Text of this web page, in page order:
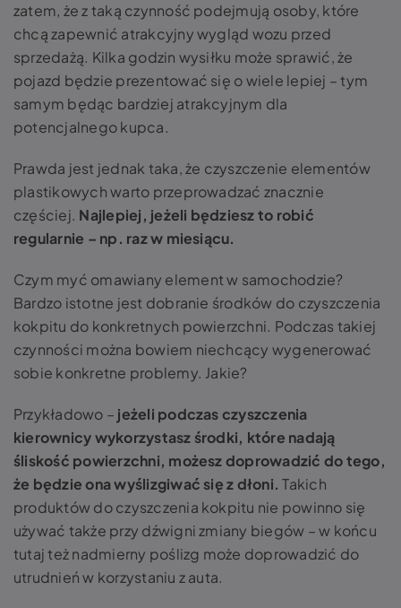
zatem, że z taką czynność podejmują osoby, które
chcą zapewnić atrakcyjny wygląd wozu przed
sprzedażą. Kilka godzin wysiłku może sprawić, że
pojazd będzie prezentować się o wiele lepiej – tym
samym będąc bardziej atrakcyjnym dla
potencjalnego kupca.
Prawda jest jednak taka, że czyszczenie elementów
plastikowych warto przeprowadzać znacznie
częściej. Najlepiej, jeżeli będziesz to robić
regularnie – np. raz w miesiącu.
Czym myć omawiany element w samochodzie?
Bardzo istotne jest dobranie środków do czyszczenia
kokpitu do konkretnych powierzchni. Podczas takiej
czynności można bowiem niechcący wygenerować
sobie konkretne problemy. Jakie?
Przykładowo – jeżeli podczas czyszczenia
kierownicy wykorzystasz środki, które nadają
śliskość powierzchni, możesz doprowadzić do tego,
że będzie ona wyślizgiwać się z dłoni. Takich
produktów do czyszczenia kokpitu nie powinno się
używać także przy dźwigni zmiany biegów – w końcu
tutaj też nadmierny poślizg może doprowadzić do
utrudnień w korzystaniu z auta.